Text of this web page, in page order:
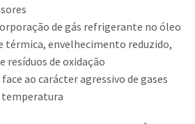
de gás refrigerante no óleo
térmica, envelhecimento reduzido,
resíduos de oxidação
ao carácter agressivo de gases